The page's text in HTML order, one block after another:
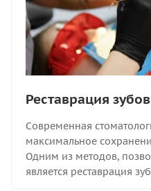
Реставрация зубов
Современная
максимальное
Одним из методов,
является реставрация